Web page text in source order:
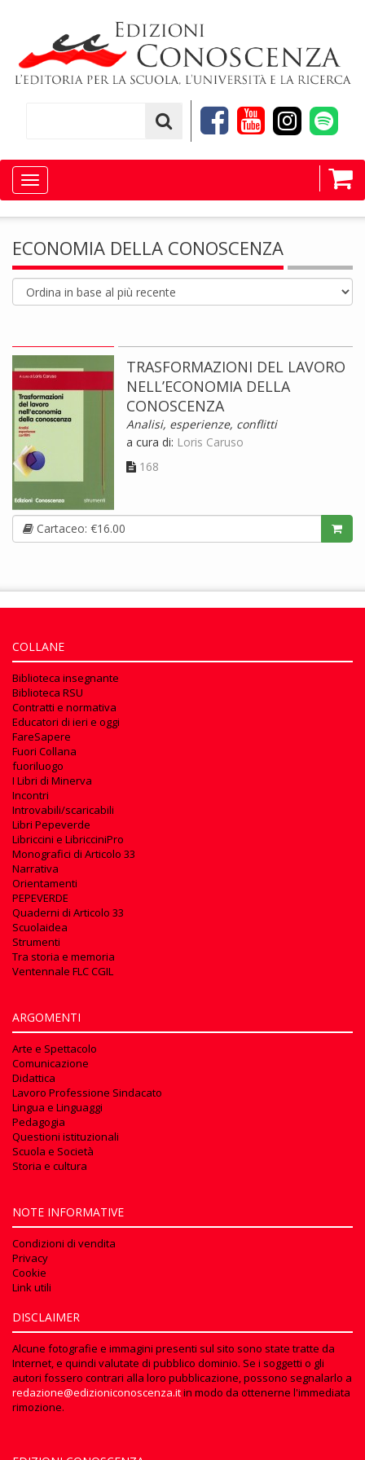
Toggle
navigation
ECONOMIA DELLA CONOSCENZA
TRASFORMAZIONI DEL LAVORO
NELL’ECONOMIA DELLA
CONOSCENZA
Analisi, esperienze, conflitti
a cura di: Loris Caruso
168
Cartaceo: €16.00
COLLANE
Biblioteca insegnante
Biblioteca RSU
Contratti e normativa
Educatori di ieri e oggi
FareSapere
Fuori Collana
fuoriluogo
I Libri di Minerva
Incontri
Introvabili/scaricabili
Libri Pepeverde
Libriccini e LibricciniPro
Monografici di Articolo 33
Narrativa
Orientamenti
PEPEVERDE
Quaderni di Articolo 33
Scuolaidea
Strumenti
Tra storia e memoria
Ventennale FLC CGIL
ARGOMENTI
Arte e Spettacolo
Comunicazione
Didattica
Lavoro Professione Sindacato
Lingua e Linguaggi
Pedagogia
Questioni istituzionali
Scuola e Società
Storia e cultura
NOTE INFORMATIVE
Condizioni di vendita
Privacy
Cookie
Link utili
DISCLAIMER
Alcune fotografie e immagini presenti sul sito sono state tratte da
Internet, e quindi valutate di pubblico dominio. Se i soggetti o gli
autori fossero contrari alla loro pubblicazione, possono segnalarlo a
redazione@edizioniconoscenza.itin modo da ottenerne l'immediata
rimozione.